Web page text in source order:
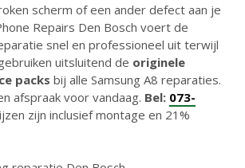
scherm of een ander defect aan je
Repairs Den Bosch voert de
snel en professioneel uit terwijl
uitsluitend de originele
packs bij alle Samsung A8 reparaties.
afspraak voor vandaag. Bel: 073-
zijn inclusief montage en 21%